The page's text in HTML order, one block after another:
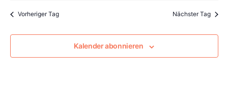
Vorheriger Tag Nächster Tag
Kalender abonnieren